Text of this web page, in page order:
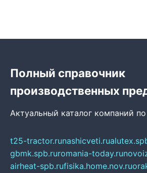
Полный справочник
производственных
Актуальный каталог компаний
t25-tractor.runashicveti.ru
gbmk.spb.ruromania-today.ru
airheat-spb.rufisika.home.nov.ru